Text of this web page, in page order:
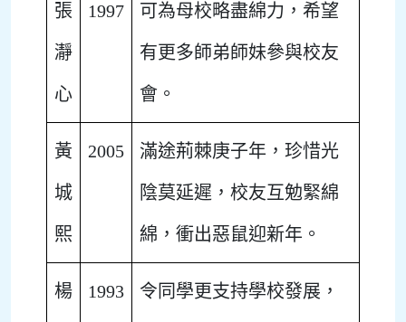
張
瀞
心
1997 可為母校略盡綿力，希望
有更多師弟師妹參與校友
會。
黃
城
熙
2005 滿途荊棘庚子年，珍惜光
陰莫延遲，校友互勉緊綿
綿，衝出惡鼠迎新年。
楊 1993 令同學更支持學校發展，